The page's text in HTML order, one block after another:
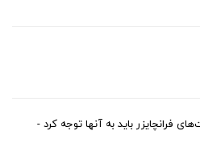
فرانچایزر باید به آنها توجه کرد -